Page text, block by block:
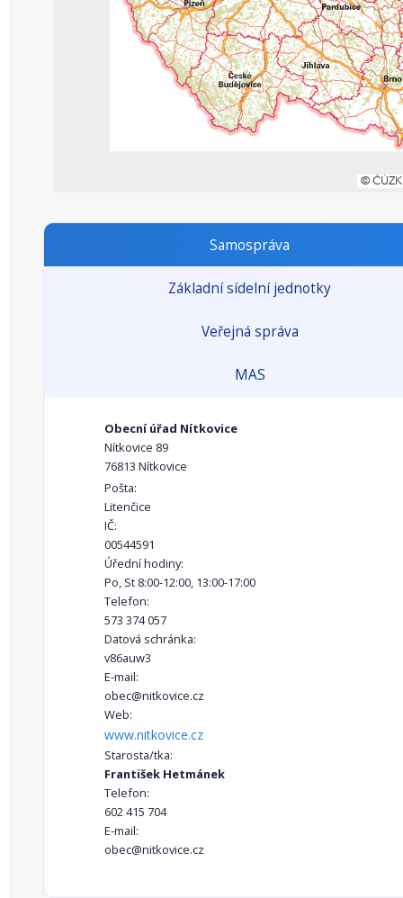
Samospráva
Základní sídelní jednotky
Veřejná správa
MAS
Obecní úřad Nítkovice
Nítkovice 89
76813 Nítkovice
Pošta:
Litenčice
IČ:
00544591
Úřední hodiny:
Po, St 8:00-12:00, 13:00-17:00
Telefon:
573 374 057
Datová schránka:
v86auw3
E-mail:
obec@nitkovice.cz
Web:
www.nitkovice.cz
Starosta/tka:
František Hetmánek
Telefon:
602 415 704
E-mail:
obec@nitkovice.cz